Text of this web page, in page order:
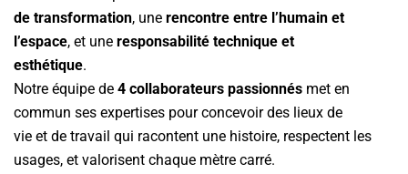
de transformation, une rencontre entre l’humain et
l’espace, et une responsabilité technique et
esthétique.
Notre équipe de 4 collaborateurs passionnés met en
commun ses expertises pour concevoir des lieux de
vie et de travail qui racontent une histoire, respectent les
usages, et valorisent chaque mètre carré.